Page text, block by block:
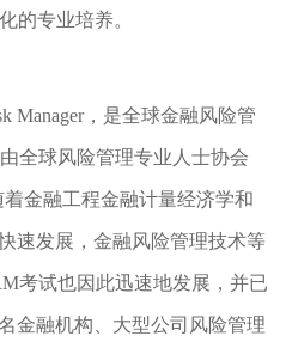
的专业培养。
Manager，是全球金融风险管
全球风险管理专业人士协会
金融工程金融计量经济学和
速发展，金融风险管理技术等
考试也因此迅速地发展，并已
金融机构、大型公司风险管理